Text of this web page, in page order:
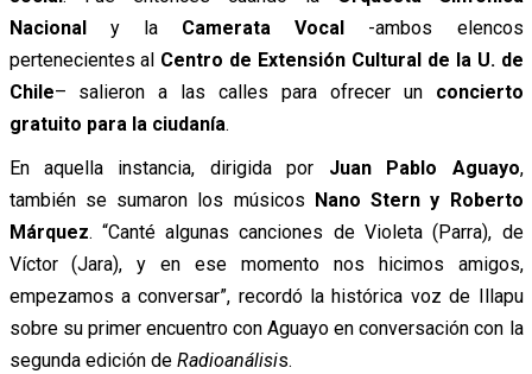
Nacionaly laCamerata Vocal -ambos elencos
pertenecientes al Centro de Extensión Cultural de la U. de
Chile– salieron a las calles para ofrecer un concierto
gratuito para la ciudanía.
En aquella instancia, dirigida por Juan Pablo Aguayo,
también se sumaron los músicos Nano Stern y Roberto
Márquez. “Canté algunas canciones de Violeta (Parra), de
Víctor (Jara), y en ese momento nos hicimos amigos,
empezamos a conversar”, recordó la histórica voz de Illapu
sobre su primer encuentro con Aguayo en conversación con la
segunda edición de Radioanálisis.